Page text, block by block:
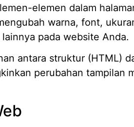
elemen dalam
warna, font,
pada website Anda.
antara struktur (HTML)
perubahan tampilan